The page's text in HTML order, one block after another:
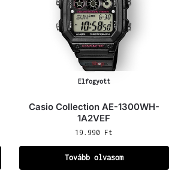
Elfogyott
Casio Collection AE-1300WH-
1A2VEF
19.990 Ft
Tovább olvasom